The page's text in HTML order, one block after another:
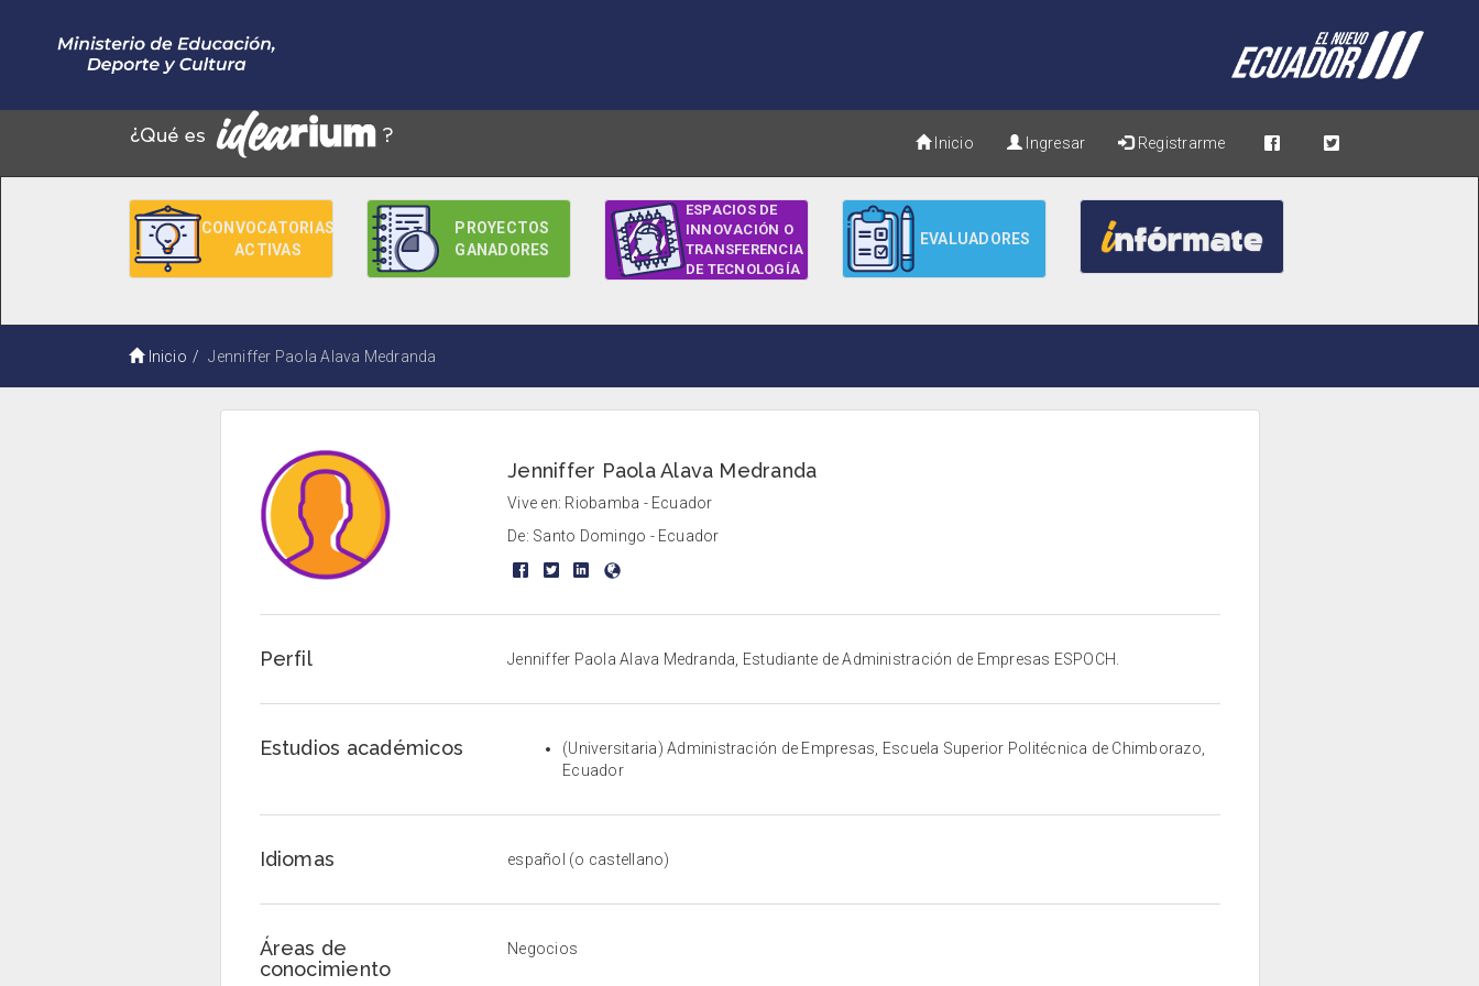
Inicio Ingresar Registrarme
CONVOCATORIAS
ACTIVAS
PROYECTOS
GANADORES
ESPACIOS DE
INNOVACIÓN O
TRANSFERENCIA
DE TECNOLOGÍA
EVALUADORES
Inicio Jenniffer Paola Alava Medranda
Jenniffer Paola Alava Medranda
Vive en: Riobamba - Ecuador
De: Santo Domingo - Ecuador
Perfil Jenniffer Paola Alava Medranda, Estudiante de Administración de Empresas ESPOCH.
Estudios académicos
(Universitaria) Administración de Empresas, Escuela Superior Politécnica de Chimborazo,
Ecuador
Idiomas español (o castellano)
Áreas de
conocimiento
Negocios